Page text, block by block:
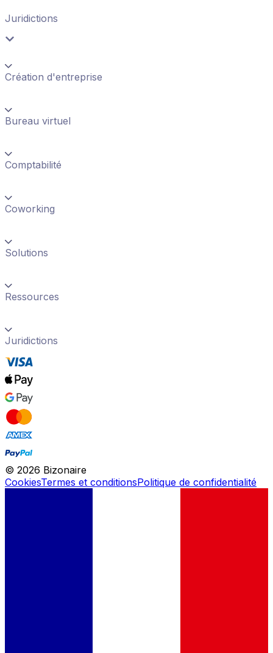
Juridictions
Création d'entreprise
Bureau virtuel
Comptabilité
Coworking
Solutions
Ressources
Juridictions
© 2026 Bizonaire
CookiesTermes et conditionsPolitique de confidentialité